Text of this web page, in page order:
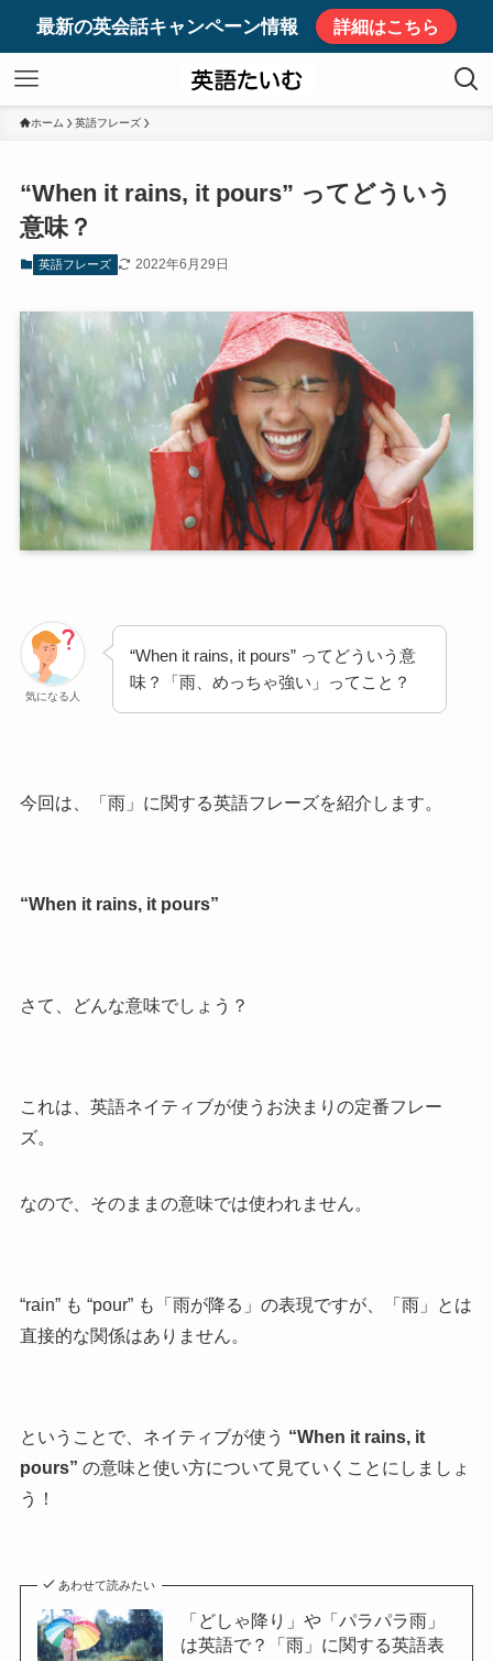
最新の英会話キャンペーン情報 詳細はこちら
ホーム 英語フレーズ
“When it rains, it pours” ってどういう
意味？
英語フレーズ 2022年6月29日
気になる人
“When it rains, it pours” ってどういう意
味？「雨、めっちゃ強い」ってこと？
今回は、「雨」に関する英語フレーズを紹介します。
“When it rains, it pours”
さて、どんな意味でしょう？
これは、英語ネイティブが使うお決まりの定番フレー
ズ。
なので、そのままの意味では使われません。
“rain” も “pour” も「雨が降る」の表現ですが、「雨」とは
直接的な関係はありません。
ということで、ネイティブが使う “When it rains, it
pours” の意味と使い方について見ていくことにしましょ
う！
あわせて読みたい
「どしゃ降り」や「パラパラ雨」
は英語で？「雨」に関する英語表